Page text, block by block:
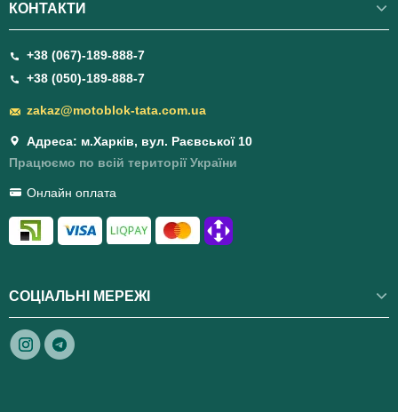
КОНТАКТИ
+38 (067)-189-888-7
+38 (050)-189-888-7
zakaz@motoblok-tata.com.ua
Адреса: м.Харків, вул. Раєвської 10
Працюємо по всій території України
Онлайн оплата
СОЦІАЛЬНІ МЕРЕЖІ